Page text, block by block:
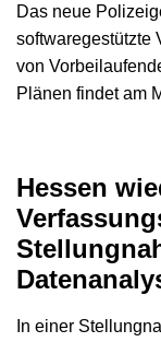
Das neue
softwaregestützte
von
Plänen findet am
Hessen
In einer